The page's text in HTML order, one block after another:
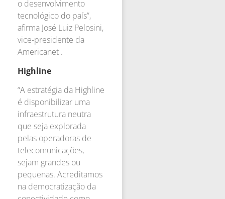
o desenvolvimento
tecnológico do país”,
afirma José Luiz Pelosini,
vice-presidente da
Americanet .
Highline
“A estratégia da Highline
é disponibilizar uma
infraestrutura neutra
que seja explorada
pelas operadoras de
telecomunicações,
sejam grandes ou
pequenas. Acreditamos
na democratização da